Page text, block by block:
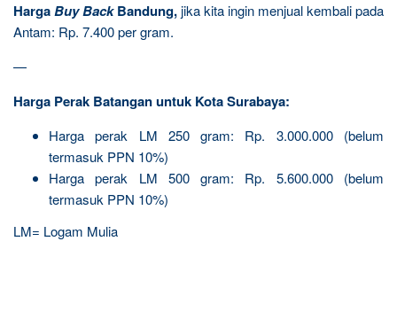
HargaBuy BackBandung,jika kita ingin menjual kembali pada
Antam: Rp. 7.400 per gram.
—
Harga Perak Batangan untuk Kota Surabaya:
Harga perak LM 250 gram: Rp. 3.000.000 (belum
termasuk PPN 10%)
Harga perak LM 500 gram: Rp. 5.600.000 (belum
termasuk PPN 10%)
LM= Logam Mulia